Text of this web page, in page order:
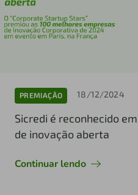
PREMIAÇÃO 18/12/2024
Sicredi é reconhecido
de inovação aberta
Continuar lendo